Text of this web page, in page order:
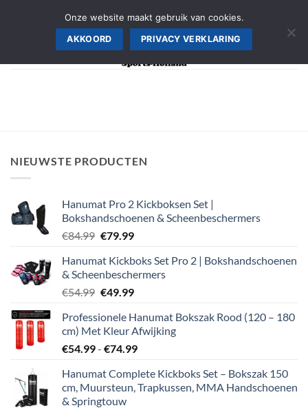
NIEUWSTE PRODUCTEN
Hanumat Pro 2 Kickboksen Set |
Bokshandschoenen & Scheenbeschermers
€84.99 Oorspronkelijke
was:
€84.99.
€79.99Huidige
is:
€79.99.
Hanumat Kickboks Set Pro 2 | Bokshandschoenen
& Scheenbeschermers
€54.99 Oorspronkelijke
was:
€54.99.
€49.99Huidige
is:
€49.99.
Professionele Hanumat Bokszak Rood (120 – 180
cm) Met Kleur Afwijking
€54.99- €74.99Prijsklasse:
tot
€74.99
Hanumat Complete Kickboks Set – Bokszak 150
cm, Muursteun, Trapkussen, MMA Handschoenen
& Springtouw
Onze website maakt gebruik van cookies.
AKKOORD PRIVACY VERKLARING